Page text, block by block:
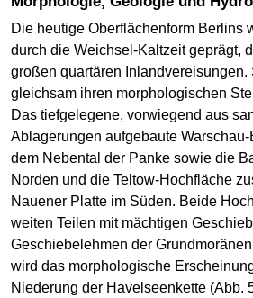
Die heutige Oberflächenform Berlins
durch die Weichsel-Kaltzeit geprägt,
großen quartären Inlandvereisungen.
gleichsam ihren morphologischen
Das tiefgelegene, vorwiegend aus
Ablagerungen aufgebaute
dem Nebental der Panke sowie die
Norden und die Teltow-Hochfläche
Nauener Platte im Süden. Beide
weiten Teilen mit mächtigen
Geschiebelehmen der
wird das morphologische
Niederung der Havelseenkette (Abb.